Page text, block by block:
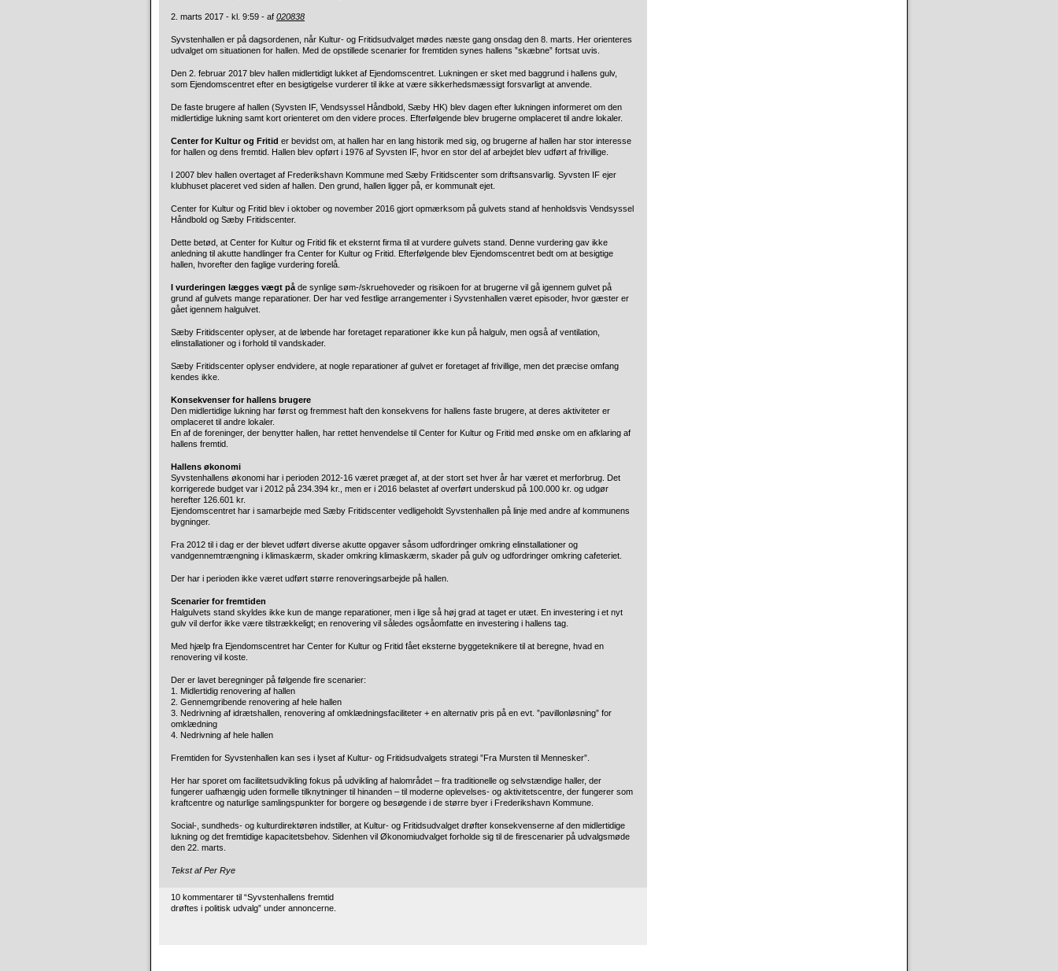
2. marts 2017 - kl. 9:59 - af 020838
Syvstenhallen er på dagsordenen, når Kultur- og Fritidsudvalget mødes næste gang onsdag den 8. marts. Her orienteres
udvalget om situationen for hallen. Med de opstillede scenarier for fremtiden synes hallens ”skæbne” fortsat uvis.
Den 2. februar 2017 blev hallen midlertidigt lukket af Ejendomscentret. Lukningen er sket med baggrund i hallens gulv,
som Ejendomscentret efter en besigtigelse vurderer til ikke at være sikkerhedsmæssigt forsvarligt at anvende.
De faste brugere af hallen (Syvsten IF, Vendsyssel Håndbold, Sæby HK) blev dagen efter lukningen informeret om den
midlertidige lukning samt kort orienteret om den videre proces. Efterfølgende blev brugerne omplaceret til andre lokaler.
Center for Kultur og Fritid er bevidst om, at hallen har en lang historik med sig, og brugerne af hallen har stor interesse
for hallen og dens fremtid. Hallen blev opført i 1976 af Syvsten IF, hvor en stor del af arbejdet blev udført af frivillige.
I 2007 blev hallen overtaget af Frederikshavn Kommune med Sæby Fritidscenter som driftsansvarlig. Syvsten IF ejer
klubhuset placeret ved siden af hallen. Den grund, hallen ligger på, er kommunalt ejet.
Center for Kultur og Fritid blev i oktober og november 2016 gjort opmærksom på gulvets stand af henholdsvis Vendsyssel
Håndbold og Sæby Fritidscenter.
Dette betød, at Center for Kultur og Fritid fik et eksternt firma til at vurdere gulvets stand. Denne vurdering gav ikke
anledning til akutte handlinger fra Center for Kultur og Fritid. Efterfølgende blev Ejendomscentret bedt om at besigtige
hallen, hvorefter den faglige vurdering forelå.
I vurderingen lægges vægt på de synlige søm-/skruehoveder og risikoen for at brugerne vil gå igennem gulvet på
grund af gulvets mange reparationer. Der har ved festlige arrangementer i Syvstenhallen været episoder, hvor gæster er
gået igennem halgulvet.
Sæby Fritidscenter oplyser, at de løbende har foretaget reparationer ikke kun på halgulv, men også af ventilation,
elinstallationer og i forhold til vandskader.
Sæby Fritidscenter oplyser endvidere, at nogle reparationer af gulvet er foretaget af frivillige, men det præcise omfang
kendes ikke.
Konsekvenser for hallens brugere
Den midlertidige lukning har først og fremmest haft den konsekvens for hallens faste brugere, at deres aktiviteter er
omplaceret til andre lokaler.
En af de foreninger, der benytter hallen, har rettet henvendelse til Center for Kultur og Fritid med ønske om en afklaring af
hallens fremtid.
Hallens økonomi
Syvstenhallens økonomi har i perioden 2012-16 været præget af, at der stort set hver år har været et merforbrug. Det
korrigerede budget var i 2012 på 234.394 kr., men er i 2016 belastet af overført underskud på 100.000 kr. og udgør
herefter 126.601 kr.
Ejendomscentret har i samarbejde med Sæby Fritidscenter vedligeholdt Syvstenhallen på linje med andre af kommunens
bygninger.
Fra 2012 til i dag er der blevet udført diverse akutte opgaver såsom udfordringer omkring elinstallationer og
vandgennemtrængning i klimaskærm, skader omkring klimaskærm, skader på gulv og udfordringer omkring cafeteriet.
Der har i perioden ikke været udført større renoveringsarbejde på hallen.
Scenarier for fremtiden
Halgulvets stand skyldes ikke kun de mange reparationer, men i lige så høj grad at taget er utæt. En investering i et nyt
gulv vil derfor ikke være tilstrækkeligt; en renovering vil således ogsåomfatte en investering i hallens tag.
Med hjælp fra Ejendomscentret har Center for Kultur og Fritid fået eksterne byggeteknikere til at beregne, hvad en
renovering vil koste.
Der er lavet beregninger på følgende fire scenarier:
1. Midlertidig renovering af hallen
2. Gennemgribende renovering af hele hallen
3. Nedrivning af idrætshallen, renovering af omklædningsfaciliteter + en alternativ pris på en evt. ”pavillonløsning” for
omklædning
4. Nedrivning af hele hallen
Fremtiden for Syvstenhallen kan ses i lyset af Kultur- og Fritidsudvalgets strategi ”Fra Mursten til Mennesker”.
Her har sporet om facilitetsudvikling fokus på udvikling af halområdet – fra traditionelle og selvstændige haller, der
fungerer uafhængig uden formelle tilknytninger til hinanden – til moderne oplevelses- og aktivitetscentre, der fungerer som
kraftcentre og naturlige samlingspunkter for borgere og besøgende i de større byer i Frederikshavn Kommune.
Social-, sundheds- og kulturdirektøren indstiller, at Kultur- og Fritidsudvalget drøfter konsekvenserne af den midlertidige
lukning og det fremtidige kapacitetsbehov. Sidenhen vil Økonomiudvalget forholde sig til de firescenarier på udvalgsmøde
den 22. marts.
Tekst af Per Rye
10 kommentarer til “Syvstenhallens fremtid
drøftes i politisk udvalg” under annoncerne.